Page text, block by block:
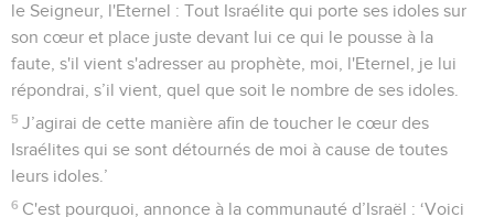
le Seigneur, l'Eternel : Tout Israélite qui porte ses idoles sur
son cœur et place juste devant lui ce qui le pousse à la
faute, s'il vient s'adresser au prophète, moi, l'Eternel, je lui
répondrai, s’il vient, quel que soit le nombre de ses idoles.
5 J’agirai de cette manière afin de toucher le cœur des
Israélites qui se sont détournés de moi à cause de toutes
leurs idoles.’
6 C'est pourquoi, annonce à la communauté d’Israël : ‘Voici